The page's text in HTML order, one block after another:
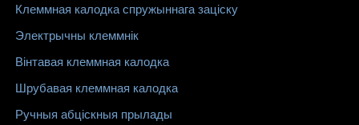
Клеммная калодка спружыннага заціску
Электрычны клеммнік
Вінтавая клеммная калодка
Шрубавая клеммная калодка
Ручныя абціскныя прылады